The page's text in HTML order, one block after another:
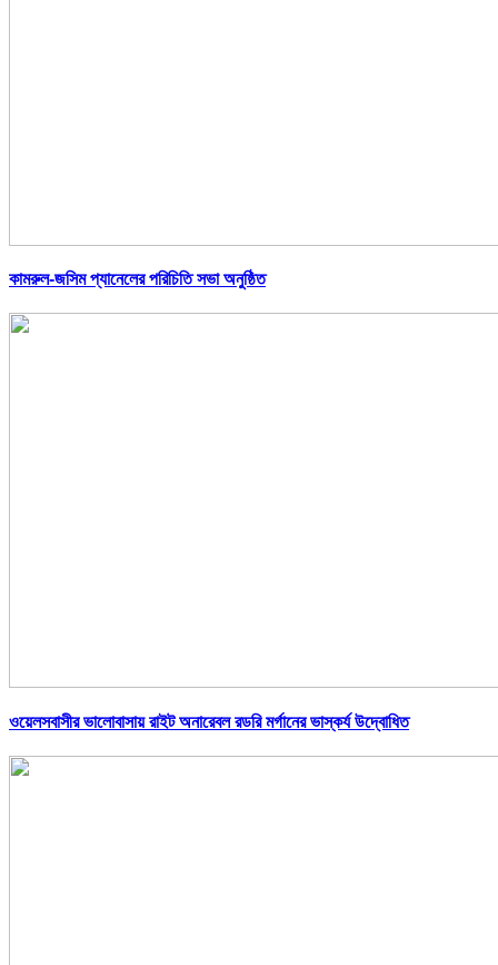
কামরুল-জসিম প্যানেলের পরিচিতি সভা অনুষ্ঠিত
ওয়েলসবাসীর ভালোবাসায় রাইট অনারেবল রডরি মর্গানের ভাস্কর্য উদ্বোধিত